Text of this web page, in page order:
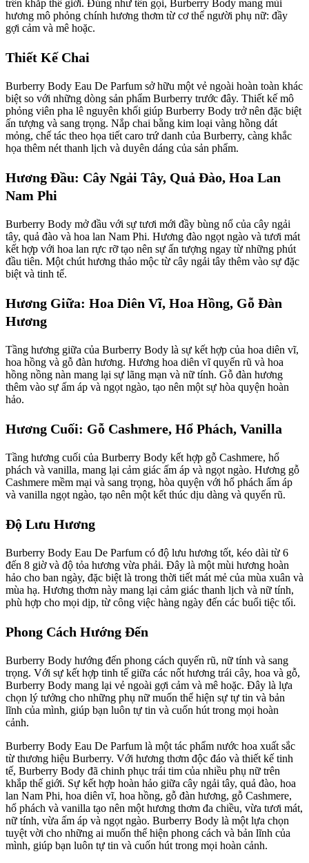
trên khắp thế giới. Đúng như tên gọi, Burberry Body mang mùi
hương mô phỏng chính hương thơm từ cơ thể người phụ nữ: đầy
gợi cảm và mê hoặc.
Thiết Kế Chai
Burberry Body Eau De Parfum sở hữu một vẻ ngoài hoàn toàn khác
biệt so với những dòng sản phẩm Burberry trước đây. Thiết kế mô
phỏng viên pha lê nguyên khối giúp Burberry Body trở nên đặc biệt
ấn tượng và sang trọng. Nắp chai bằng kim loại vàng hồng dát
mỏng, chế tác theo họa tiết caro trứ danh của Burberry, càng khắc
họa thêm nét thanh lịch và duyên dáng của sản phẩm.
Hương Đầu: Cây Ngải Tây, Quả Đào, Hoa Lan
Nam Phi
Burberry Body mở đầu với sự tươi mới đầy bùng nổ của cây ngải
tây, quả đào và hoa lan Nam Phi. Hương đào ngọt ngào và tươi mát
kết hợp với hoa lan rực rỡ tạo nên sự ấn tượng ngay từ những phút
đầu tiên. Một chút hương thảo mộc từ cây ngải tây thêm vào sự đặc
biệt và tinh tế.
Hương Giữa: Hoa Diên Vĩ, Hoa Hồng, Gỗ Đàn
Hương
Tầng hương giữa của Burberry Body là sự kết hợp của hoa diên vĩ,
hoa hồng và gỗ đàn hương. Hương hoa diên vĩ quyến rũ và hoa
hồng nồng nàn mang lại sự lãng mạn và nữ tính. Gỗ đàn hương
thêm vào sự ấm áp và ngọt ngào, tạo nên một sự hòa quyện hoàn
hảo.
Hương Cuối: Gỗ Cashmere, Hổ Phách, Vanilla
Tầng hương cuối của Burberry Body kết hợp gỗ Cashmere, hổ
phách và vanilla, mang lại cảm giác ấm áp và ngọt ngào. Hương gỗ
Cashmere mềm mại và sang trọng, hòa quyện với hổ phách ấm áp
và vanilla ngọt ngào, tạo nên một kết thúc dịu dàng và quyến rũ.
Độ Lưu Hương
Burberry Body Eau De Parfum có độ lưu hương tốt, kéo dài từ 6
đến 8 giờ và độ tỏa hương vừa phải. Đây là một mùi hương hoàn
hảo cho ban ngày, đặc biệt là trong thời tiết mát mẻ của mùa xuân và
mùa hạ. Hương thơm này mang lại cảm giác thanh lịch và nữ tính,
phù hợp cho mọi dịp, từ công việc hàng ngày đến các buổi tiệc tối.
Phong Cách Hướng Đến
Burberry Body hướng đến phong cách quyến rũ, nữ tính và sang
trọng. Với sự kết hợp tinh tế giữa các nốt hương trái cây, hoa và gỗ,
Burberry Body mang lại vẻ ngoài gợi cảm và mê hoặc. Đây là lựa
chọn lý tưởng cho những phụ nữ muốn thể hiện sự tự tin và bản
lĩnh của mình, giúp bạn luôn tự tin và cuốn hút trong mọi hoàn
cảnh.
Burberry Body Eau De Parfum là một tác phẩm nước hoa xuất sắc
từ thương hiệu Burberry. Với hương thơm độc đáo và thiết kế tinh
tế, Burberry Body đã chinh phục trái tim của nhiều phụ nữ trên
khắp thế giới. Sự kết hợp hoàn hảo giữa cây ngải tây, quả đào, hoa
lan Nam Phi, hoa diên vĩ, hoa hồng, gỗ đàn hương, gỗ Cashmere,
hổ phách và vanilla tạo nên một hương thơm đa chiều, vừa tươi mát,
nữ tính, vừa ấm áp và ngọt ngào. Burberry Body là một lựa chọn
tuyệt vời cho những ai muốn thể hiện phong cách và bản lĩnh của
mình, giúp bạn luôn tự tin và cuốn hút trong mọi hoàn cảnh.